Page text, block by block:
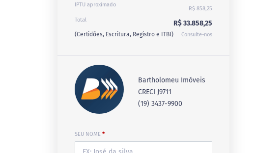
IPTU aproximado
R$ 858,25
Total
R$ 33.858,25
(Certidões, Escritura, Registro e ITBI) Consulte-nos
Bartholomeu Imóveis
CRECI J9711
(19) 3437-9900
SEU NOME *